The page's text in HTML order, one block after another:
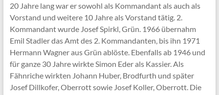
20 Jahre lang war er sowohl als Kommandant als auch als
Vorstand und weitere 10 Jahre als Vorstand tätig. 2.
Kommandant wurde Josef Spirkl, Grün. 1966 übernahm
Emil Stadler das Amt des 2. Kommandanten, bis ihn 1971
Hermann Wagner aus Grün ablöste. Ebenfalls ab 1946 und
für ganze 30 Jahre wirkte Simon Eder als Kassier. Als
Fähnriche wirkten Johann Huber, Brodfurth und später
Josef Dillkofer, Oberrott sowie Josef Koller, Oberrott. Die